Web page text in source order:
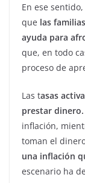
En ese
que las
ayuda para
que, en todo
proceso de
Las tasas
prestar dinero.
inflación,
toman el
una inflación
escenario ha